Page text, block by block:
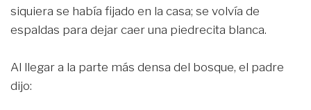
siquiera se había fijado en la casa; se volvía de
espaldas para dejar caer una piedrecita blanca.
Al llegar a la parte más densa del bosque, el padre
dijo: